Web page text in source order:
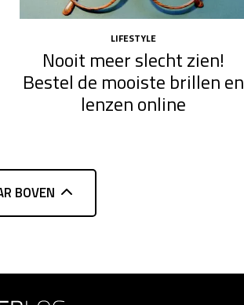
LIFESTYLE
Nooit meer slecht zien!
Bestel de mooiste brillen en
lenzen online
BOVEN